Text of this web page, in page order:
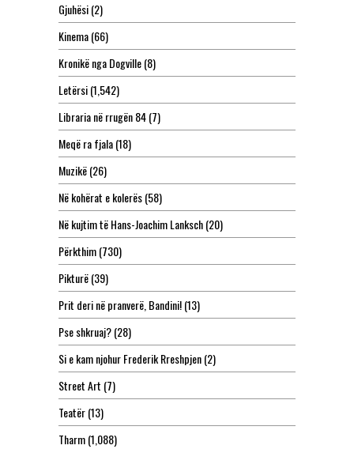
Gjuhësi(2)
Kinema(66)
Kronikë nga Dogville(8)
Letërsi(1,542)
Libraria në rrugën 84(7)
Meqë ra fjala(18)
Muzikë(26)
Në kohërat e kolerës(58)
Në kujtim të Hans-Joachim Lanksch(20)
Përkthim(730)
Pikturë(39)
Prit deri në pranverë, Bandini!(13)
Pse shkruaj?(28)
Si e kam njohur Frederik Rreshpjen(2)
Street Art (7)
Teatër(13)
Tharm(1,088)